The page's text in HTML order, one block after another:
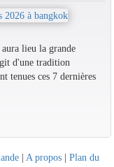
lieu la grande
d'une tradition
tenues ces 7 dernières
| A propos | Plan du